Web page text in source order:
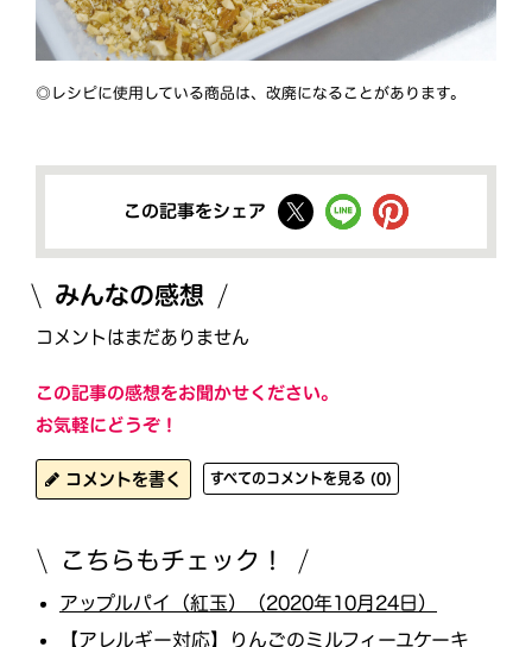
◎レシピに使用している商品は、改廃になることがあります。
この記事をシェア
みんなの感想
コメントはまだありません
この記事の感想をお聞かせください。
お気軽にどうぞ！
コメントを書く すべてのコメントを見る (0)
こちらもチェック！
アップルパイ（紅玉）（2020年10月24日）
【アレルギー対応】りんごのミルフィーユケーキ